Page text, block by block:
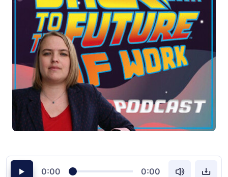
0:00 0:00